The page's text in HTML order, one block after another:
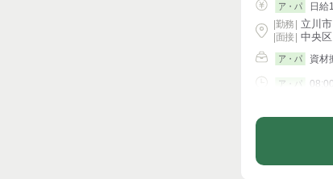
ア・パ
日給
|勤務 立川
| 面接 | 中央
ア・パ 資材
ア・パ